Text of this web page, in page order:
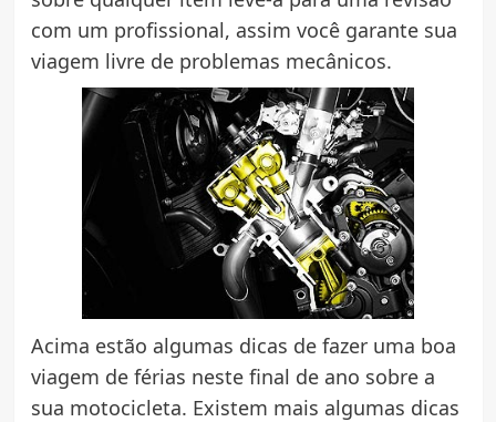
com um profissional, assim você garante sua
viagem livre de problemas mecânicos.
Acima estão algumas dicas de fazer uma boa
viagem de férias neste final de ano sobre a
sua motocicleta. Existem mais algumas dicas